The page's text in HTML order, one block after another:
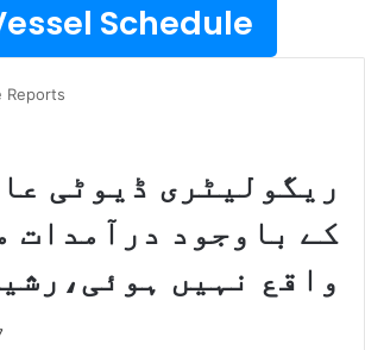
Schedule ▼
Reports
ریگولیٹری ڈیوٹی
کے باوجود درآمدات
واقع نہیں